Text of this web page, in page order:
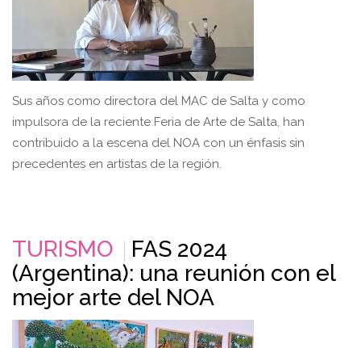
Sus años como directora del MAC de Salta y como
impulsora de la reciente Feria de Arte de Salta, han
contribuido a la escena del NOA con un énfasis sin
precedentes en artistas de la región.
TURISMO
FAS 2024
(Argentina): una reunión con el
mejor arte del NOA